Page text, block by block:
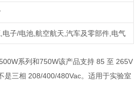
电子/电池,航空航天,汽车及零部件,电气
系列和750W该产品支持 85 至 265V
是三相 208/400/480Vac。适用于实验室